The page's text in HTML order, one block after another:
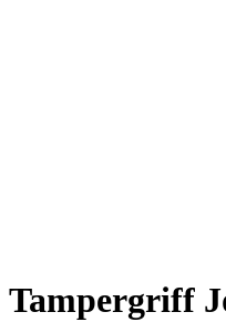
Tampergriff